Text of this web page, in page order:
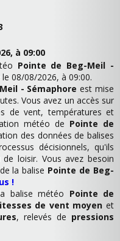
à 09:00
Pointe de Beg-Meil -
08/08/2026, à 09:00.
- Sémaphore est mise
Vous avez un accès sur
de vent, températures et
météo de Pointe de
des données de balises
décisionnels, qu'ils
loisir. Vous avez besoin
la balise Pointe de Beg-
!
balise météo Pointe de
de vent moyen et
, relevés de pressions